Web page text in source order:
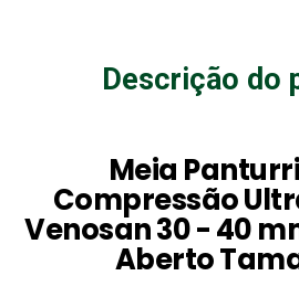
Descrição do
Meia
Compressão
Venosan 30 - 40
Aberto